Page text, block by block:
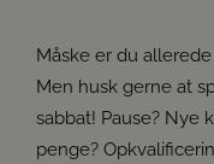
Måske er du
Men husk gerne at
sabbat! Pause? Nye
penge?